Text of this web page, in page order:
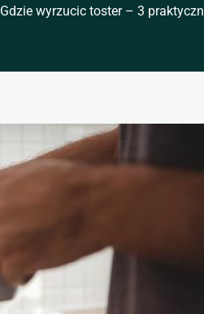
Gdzie wyrzucic toster – 3